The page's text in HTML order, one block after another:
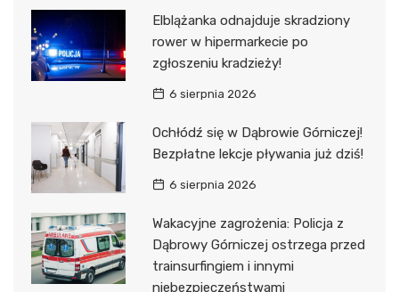
Elblążanka odnajduje skradziony
rower w hipermarkecie po
zgłoszeniu kradzieży!
6 sierpnia 2026
Ochłódź się w Dąbrowie Górniczej!
Bezpłatne lekcje pływania już dziś!
6 sierpnia 2026
Wakacyjne zagrożenia: Policja z
Dąbrowy Górniczej ostrzega przed
trainsurfingiem i innymi
niebezpieczeństwami